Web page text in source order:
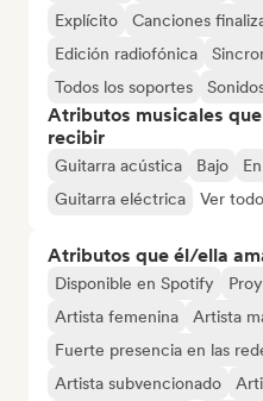
Explícito
Canciones
Edición radiofónica
Todos los soportes
Atributos musicales
recibir
Guitarra acústica Bajo En
Guitarra eléctrica
Ver
Atributos que él/ella
Disponible en Spotify
Artista femenina
Artista
Fuerte presencia en las
Artista subvencionado